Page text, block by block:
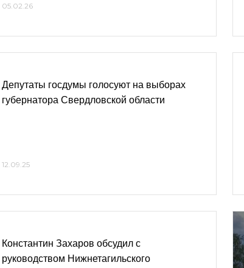
05.02.26
Депутаты госдумы голосуют на выборах
губернатора Свердловской области
12.09.25
Константин Захаров обсудил с
руководством Нижнетагильского